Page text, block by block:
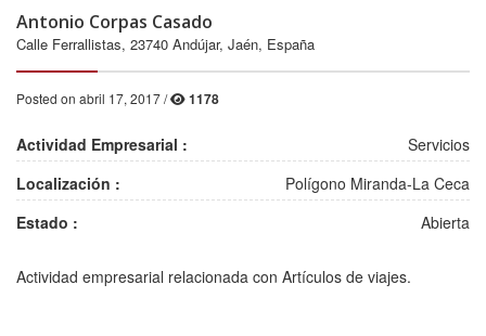
Antonio Corpas Casado
Calle Ferrallistas, 23740 Andújar, Jaén, España
Posted on abril 17, 2017 / 1178
Actividad Empresarial :
Servicios
Localización :
Polígono Miranda-La Ceca
Estado :
Abierta
Actividad empresarial relacionada con Artículos de viajes.